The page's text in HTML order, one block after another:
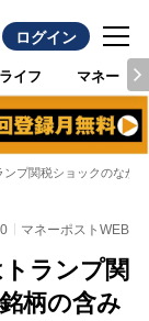
ログイン
ライフ マネー
ンプ関税ショックのな
マネーポストWEB
ランプ関
柄の含み